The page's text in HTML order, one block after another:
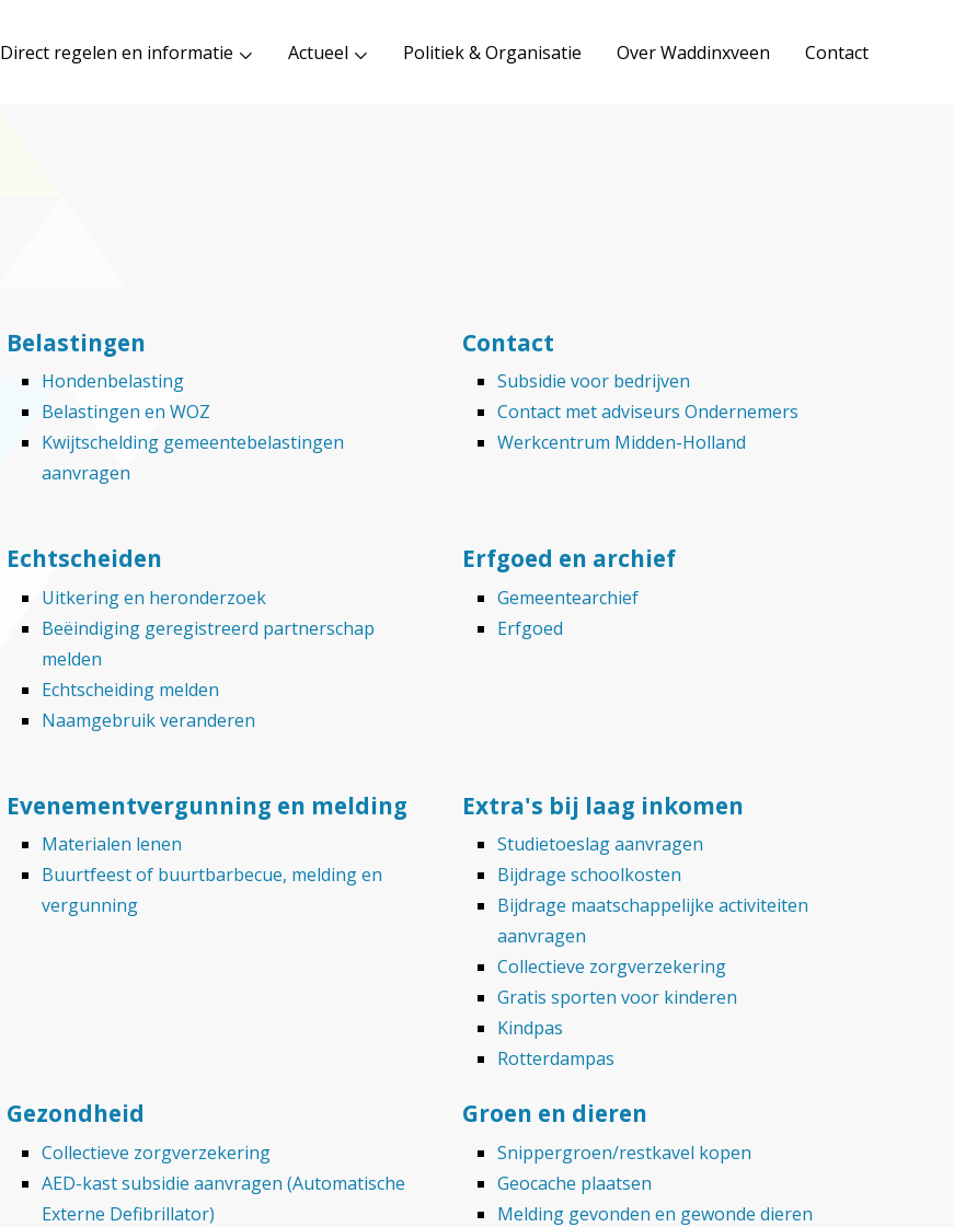
Direct regelen en informatie Actueel Politiek & Organisatie Over Waddinxveen Contact
Belastingen
Hondenbelasting
Belastingen en WOZ
Kwijtschelding gemeentebelastingen
aanvragen
Contact
Subsidie voor bedrijven
Contact met adviseurs Ondernemers
Werkcentrum Midden-Holland
Echtscheiden
Uitkering en heronderzoek
Beëindiging geregistreerd partnerschap
melden
Echtscheiding melden
Naamgebruik veranderen
Erfgoed en archief
Gemeentearchief
Erfgoed
Evenementvergunning en melding
Materialen lenen
Buurtfeest of buurtbarbecue, melding en
vergunning
Extra's bij laag inkomen
Studietoeslag aanvragen
Bijdrage schoolkosten
Bijdrage maatschappelijke activiteiten
aanvragen
Collectieve zorgverzekering
Gratis sporten voor kinderen
Kindpas
Rotterdampas
Gezondheid
Collectieve zorgverzekering
AED-kast subsidie aanvragen (Automatische
Externe Defibrillator)
Groen en dieren
Snippergroen/restkavel kopen
Geocache plaatsen
Melding gevonden en gewonde dieren